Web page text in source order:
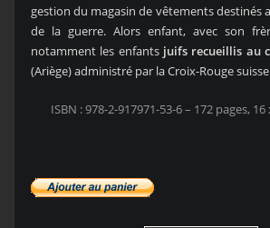
gestion du magasin de vêtements destinés
de la guerre. Alors enfant, avec son
notamment les enfants juifs recueillis au
(Ariège) administré par la Croix-Rouge
ISBN : 978-2-917971-53-6 – 172 pages, 16